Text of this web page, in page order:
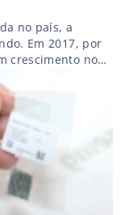
no país, a
Em 2017, por
crescimento no
– Associação
os
barreiras que
o […]